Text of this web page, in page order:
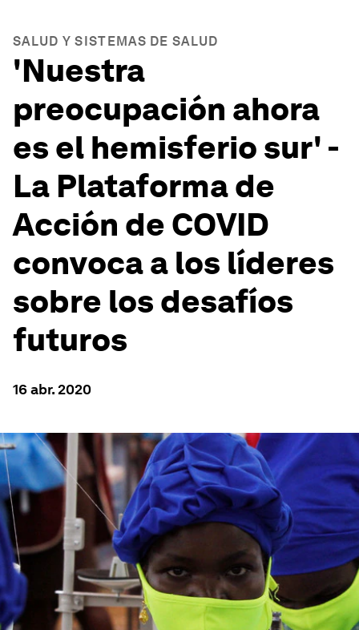
SALUD Y SISTEMAS DE SALUD
'Nuestra
preocupación ahora
es el hemisferio sur' -
La Plataforma de
Acción de COVID
convoca a los líderes
sobre los desafíos
futuros
16 abr. 2020